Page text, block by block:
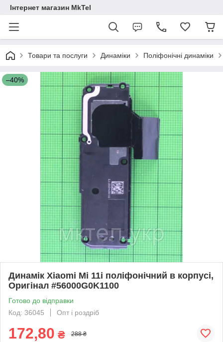
Інтернет магазин MkTel
Товари та послуги Динаміки Поліфонічні динаміки
–40%
Динамік Xiaomi Mi 11i поліфонічний в корпусі,
Оригінал #56000G0K1100
Готово до відправки
Код: 36045
Опт і роздріб
172,80 ₴ 288 ₴